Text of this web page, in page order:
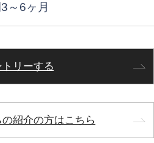
～6ヶ月
トリーする
紹介の方はこちら